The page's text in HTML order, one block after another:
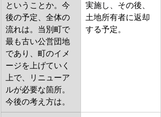
ということか。今
後の予定、全体の
流れは。当別町で
最も古い公営団地
であり、町のイメ
ージを上げていく
上で、リニューア
ルが必要な箇所。
今後の考え方は。
実施し、その後、
土地所有者に返却
する予定。